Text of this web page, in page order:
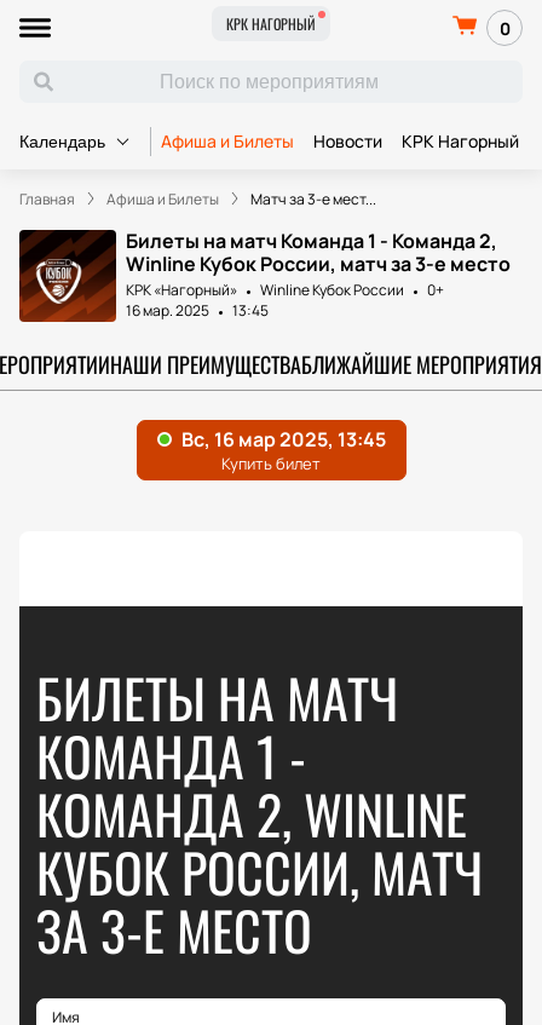
КРК НАГОРНЫЙ 0
Календарь Афиша и Билеты Новости КРК Нагорный
Главная Афиша и Билеты Матч за 3-е мест...
Билеты на матч Команда 1 - Команда 2,
Winline Кубок России, матч за 3-е место
КРК «Нагорный» Winline Кубок России
0+
16 мар. 2025
13:45
НАШИ ПРЕИМУЩЕСТВАБЛИЖАЙШИЕ МЕРОПРИЯТИЯ
БИЛЕТЫ НА МАТЧ
КОМАНДА 1 -
КОМАНДА 2, WINLINE
КУБОК РОССИИ, МАТЧ
ЗА 3-Е МЕСТО
Имя